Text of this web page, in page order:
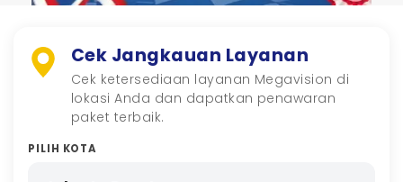
Cek Jangkauan Layanan
Cek ketersediaan layanan Megavision di
lokasi Anda dan dapatkan penawaran
paket terbaik.
PILIH KOTA